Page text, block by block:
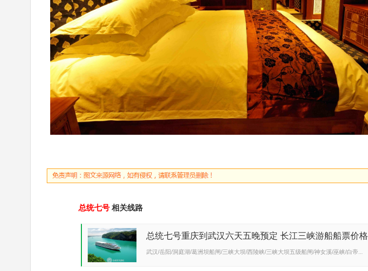
总统七号 相关线路
总统七号重庆到武汉六天五晚预定 长江三峡游船船票价格
（...武汉/岳阳/洞庭湖/葛洲坝船闸/三峡大坝/西陵峡/三峡大坝五级船闸/神女溪/巫峡/白帝...